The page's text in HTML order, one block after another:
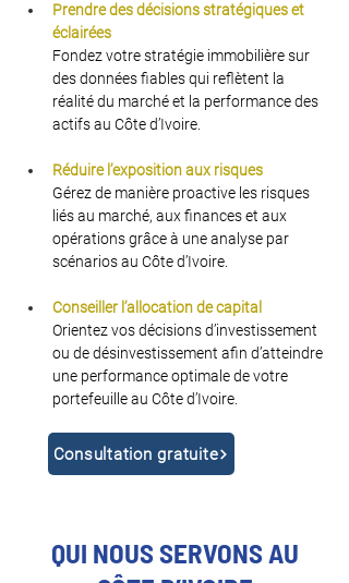
Prendre des décisions stratégiques et
éclairées
Fondez votre stratégie immobilière sur
des données fiables qui reflètent la
réalité du marché et la performance des
actifs au Côte d’Ivoire.
Réduire l’exposition aux risques
Gérez de manière proactive les risques
liés au marché, aux finances et aux
opérations grâce à une analyse par
scénarios au Côte d’Ivoire.
Conseiller l’allocation de capital
Orientez vos décisions d’investissement
ou de désinvestissement afin d’atteindre
une performance optimale de votre
portefeuille au Côte d’Ivoire.
Consultation gratuite
QUI NOUS SERVONS AU